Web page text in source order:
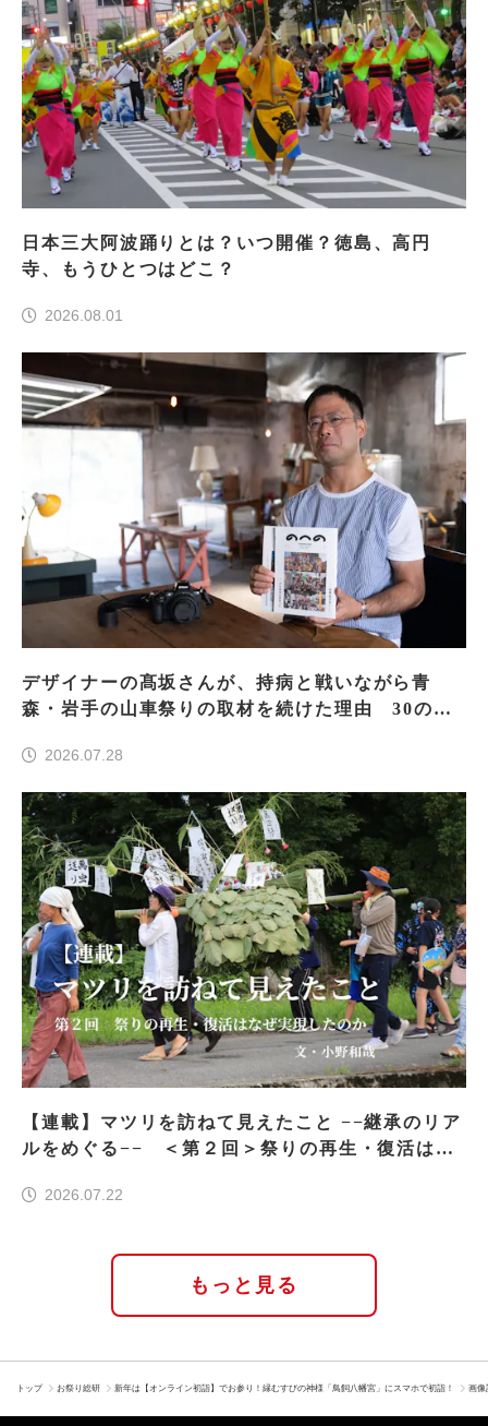
日本三大阿波踊りとは？いつ開催？徳島、高円
寺、もうひとつはどこ？
2026.08.01
デザイナーの髙坂さんが、持病と戦いながら青
森・岩手の山車祭りの取材を続けた理由 30の山
2026.07.28
【連載】マツリを訪ねて見えたこと −−継承のリア
ルをめぐる−− ＜第２回＞祭りの再生・復活はな
2026.07.22
もっと見る
トップ お祭り総研 新年は【オンライン初詣】でお参り！縁むすびの神様「鳥飼八幡宮」にスマホで初詣！ 画像